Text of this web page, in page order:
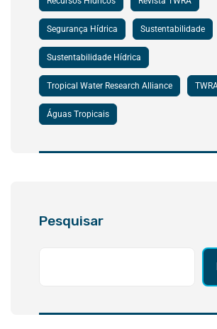
Segurança Hídrica Sustentabilidade
Sustentabilidade Hídrica
Tropical Water Research Alliance
Águas Tropicais
Pesquisar